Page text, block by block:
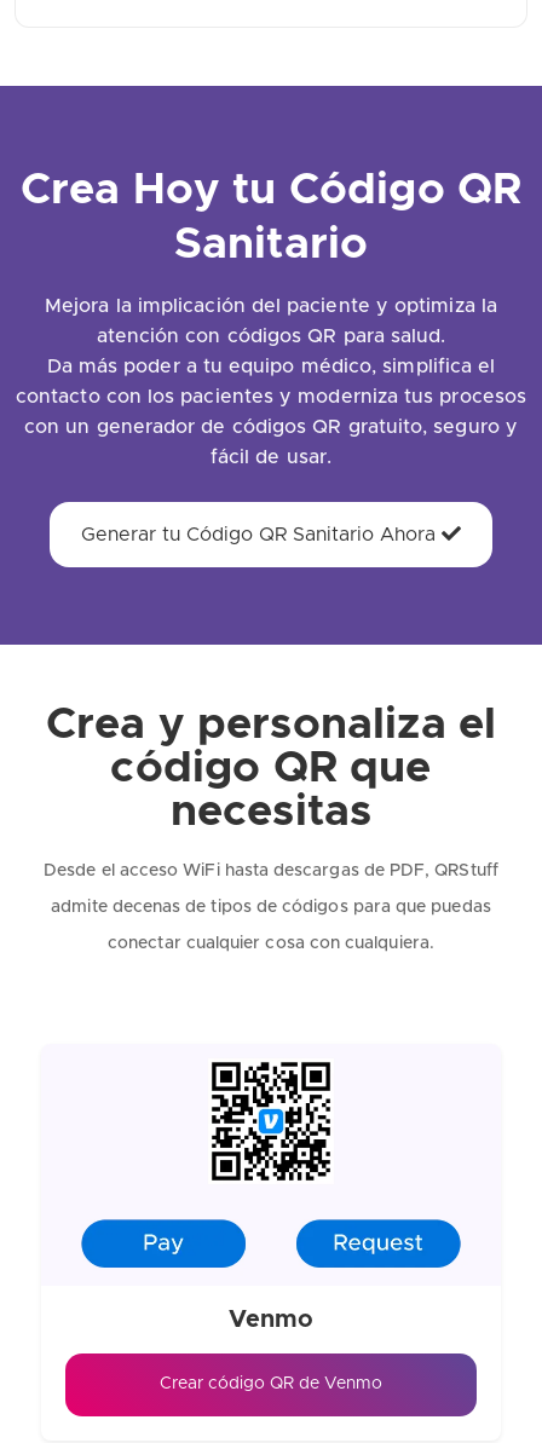
Crea Hoy tu Código QR
Sanitario
Mejora la implicación del paciente y optimiza la
atención con códigos QR para salud.
Da más poder a tu equipo médico, simplifica el
contacto con los pacientes y moderniza tus procesos
con un generador de códigos QR gratuito, seguro y
fácil de usar.
Generar tu Código QR Sanitario Ahora
Crea y personaliza el
código QR que
necesitas
Desde el acceso WiFi hasta descargas de PDF, QRStuff
admite decenas de tipos de códigos para que puedas
conectar cualquier cosa con cualquiera.
Venmo
Crear código QR de Venmo